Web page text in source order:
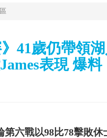
41歲仍帶領
表現 爆
第六戰以98比78擊敗